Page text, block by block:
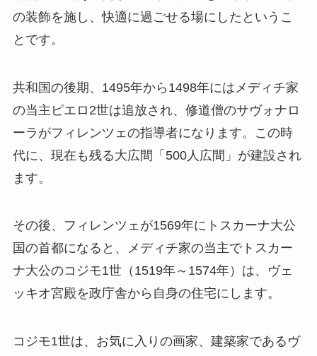
の装飾を施し、快適に過ごせる場にしたというこ
とです。
共和国の後期、1495年から1498年にはメディチ家
の当主ピエロ2世は追放され、修道僧のサヴォナロ
ーラがフィレンツェの指導者になります。この時
代に、現在も残る大広間「500人広間」が建設され
ます。
その後、フィレンツェが1569年にトスカーナ大公
国の首都になると、メディチ家の当主でトスカー
ナ大公のコジモ1世（1519年～1574年）は、ヴェ
ッキオ宮殿を政庁舎から自身の住宅にします。
コジモ1世は、お気に入りの画家、建築家であるヴ